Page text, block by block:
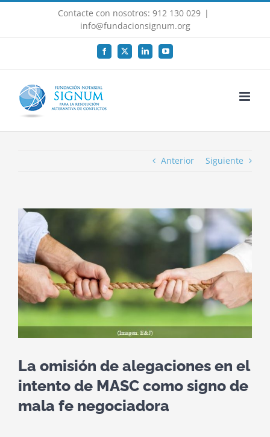
Saltar
Contacte con nosotros: 912 130 029 |
info@fundacionsignum.org
Facebook
X LinkedInYouTube
Anterior Siguiente
Ver
imagen
más
grande
La omisión de alegaciones en el
intento de MASC como signo de
mala fe negociadora